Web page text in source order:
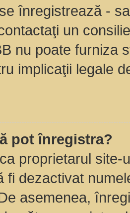
înregistrează -
un
nu poate furniza
implicaţii legale
pot înregistra?
proprietarul
fi dezactivat
asemenea,